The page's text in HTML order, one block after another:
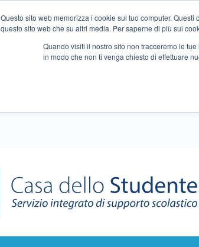
Questo sito web memorizza i cookie sul tuo computer.
questo sito web che su altri media. Per saperne di più sui
Quando visiti il ​​nostro sito non tracceremo le
in modo che non ti venga chiesto di effettuare